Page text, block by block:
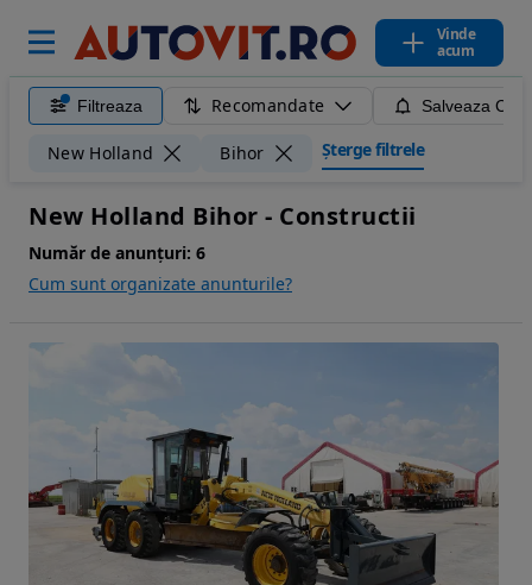
Vinde
acum
Filtreaza Recomandate Salveaza
New Holland Bihor Șterge filtrele
New Holland Bihor - Constructii
Număr de anunțuri: 6
Cum sunt organizate anunturile?